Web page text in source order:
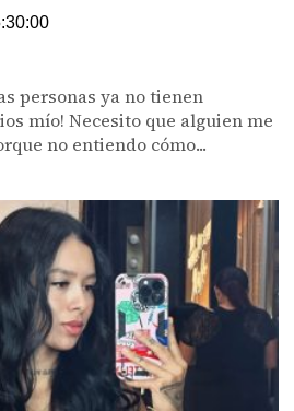
personas ya no tienen
mío! Necesito que alguien me
no entiendo cómo...